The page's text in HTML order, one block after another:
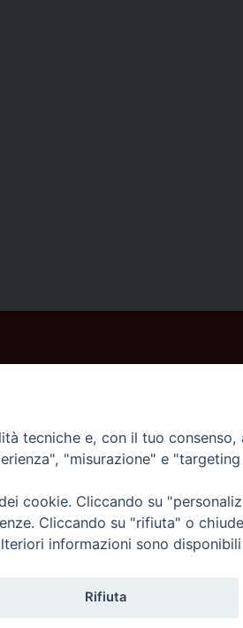
tecniche e, con il tuo
"misurazione" e
cookie. Cliccando su
Cliccando su "rifiuta" o
informazioni sono disponibili
Rifiuta